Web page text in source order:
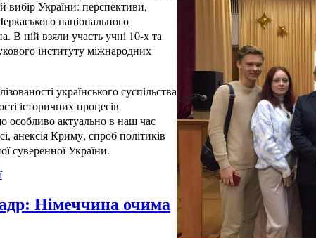
вибір України: перспективи,
національного
В ній взяли участь учні 10-х та
інституту міжнародних
українського суспільства
історичних процесів
особливо актуально в наш час
анексія Криму, спроб політиків
суверенної України.
Німеччина очима